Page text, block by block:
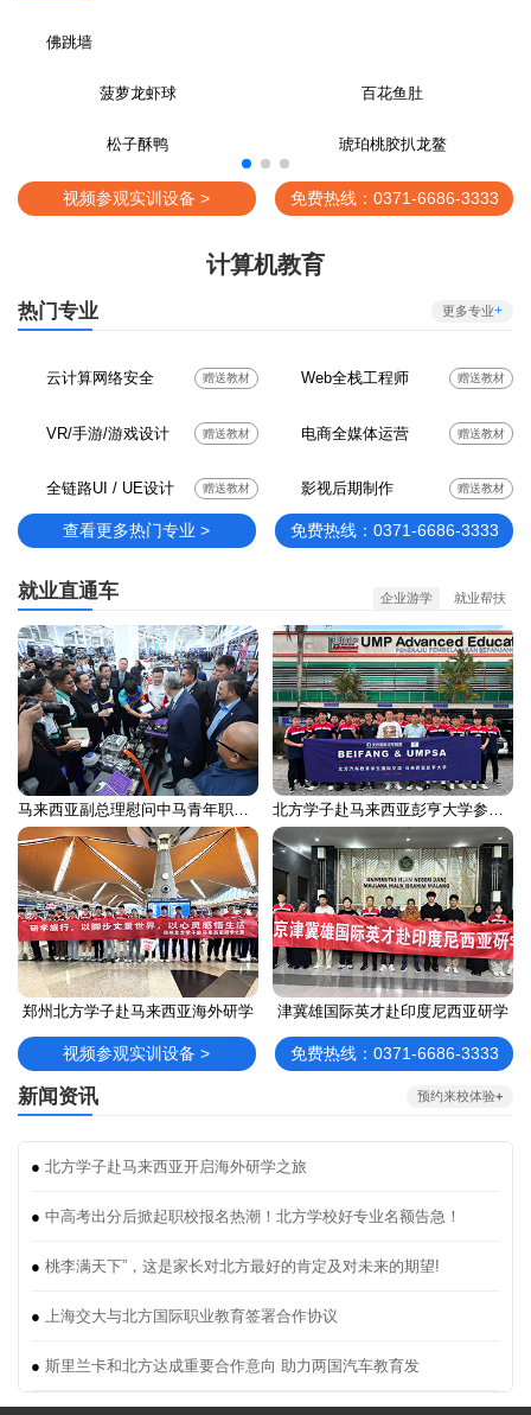
佛跳墙
菠萝龙虾球 百花鱼肚
松子酥鸭 琥珀桃胶扒龙鳌
视频参观实训设备 > 免费热线：0371-6686-3333
计算机教育
热门专业 更多专业+
云计算网络安全 赠送教材 Web全栈工程师 赠送教材
VR/手游/游戏设计 赠送教材 电商全媒体运营 赠送教材
全链路UI / UE设计 赠送教材 影视后期制作 赠送教材
查看更多热门专业 > 免费热线：0371-6686-3333
就业直通车 企业游学 就业帮扶
郑州北方学子赴马来西亚海外研学 津冀雄国际英才赴印度尼西亚研学
视频参观实训设备 > 免费热线：0371-6686-3333
新闻资讯 预约来校体验+
● 北方学子赴马来西亚开启海外研学之旅
● 中高考出分后掀起职校报名热潮！北方学校好专业名额告急！
● 桃李满天下”，这是家长对北方最好的肯定及对未来的期望!
● 上海交大与北方国际职业教育签署合作协议
● 斯里兰卡和北方达成重要合作意向 助力两国汽车教育发